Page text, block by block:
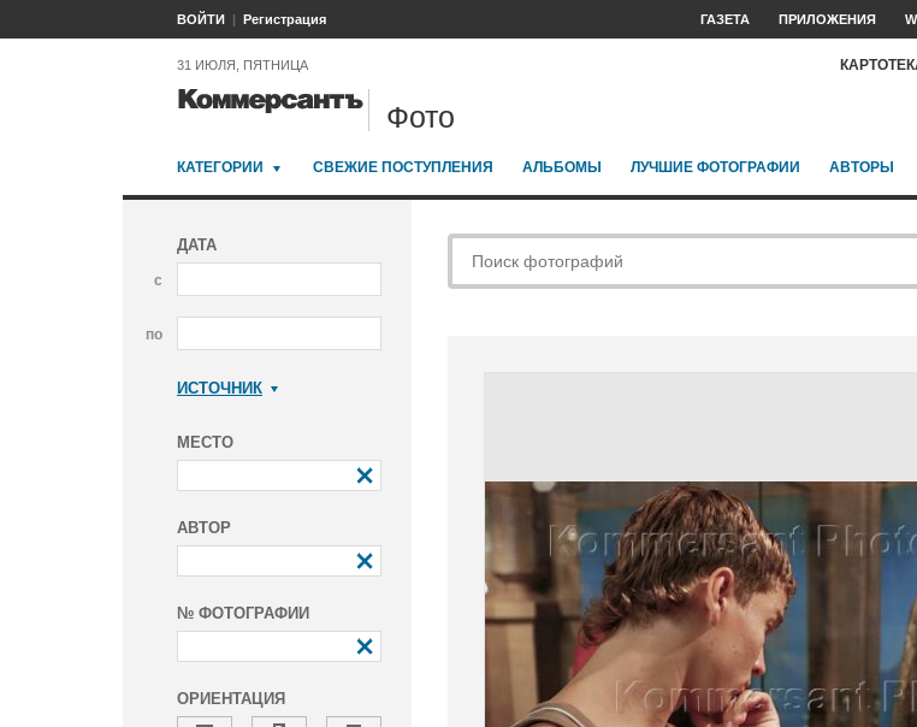
ВОЙТИ Регистрация ГАЗЕТА ПРИЛОЖЕНИЯ
31 ИЮЛЯ, ПЯТНИЦА
Фото
КАТЕГОРИИ СВЕЖИЕ ПОСТУПЛЕНИЯ АЛЬБОМЫ ЛУЧШИЕ ФОТОГРАФИИ АВТОРЫ
ДАТА
с
по
ИСТОЧНИК
МЕСТО
АВТОР
№ ФОТОГРАФИИ
ОРИЕНТАЦИЯ